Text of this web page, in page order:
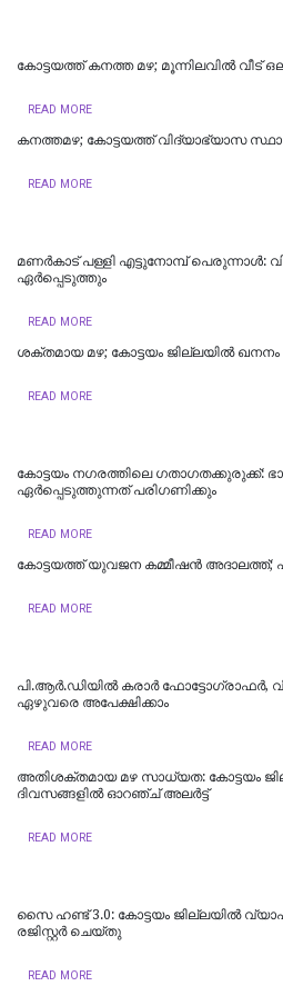
കോട്ടയത്ത് കനത്ത മഴ; മൂന്നിലവിൽ വീട്
READ MORE
കനത്തമഴ; കോട്ടയത്ത് വിദ്യാഭ്യാസ
READ MORE
മണർകാട് പള്ളി എട്ടുനോമ്പ് പെരുന്നാൾ:
ഏർപ്പെടുത്തും
READ MORE
ശക്തമായ മഴ; കോട്ടയം ജില്ലയില്‍ ഖനനം
READ MORE
കോട്ടയം നഗരത്തിലെ ഗതാഗതക്കുരുക്ക്:
ഏർപ്പെടുത്തുന്നത് പരിഗണിക്കും
READ MORE
കോട്ടയത്ത് യുവജന കമ്മീഷൻ അദാലത്ത്;
READ MORE
പി.ആർ.ഡിയിൽ കരാർ ഫോട്ടോഗ്രാഫർ,
ഏഴുവരെ അപേക്ഷിക്കാം
READ MORE
അതിശക്തമായ മഴ സാധ്യത: കോട്ടയം
ദിവസങ്ങളിൽ ഓറഞ്ച് അലർട്ട്
READ MORE
സൈ ഹണ്ട് 3.0: കോട്ടയം ജില്ലയിൽ
രജിസ്റ്റർ ചെയ്തു
READ MORE